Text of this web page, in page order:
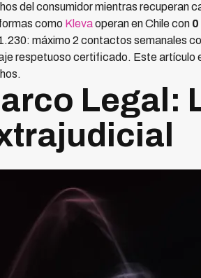
del consumidor mientras recuperan
como Klevaoperan en Chile con
máximo 2 contactos semanales
respetuoso certificado. Este artículo
Legal: